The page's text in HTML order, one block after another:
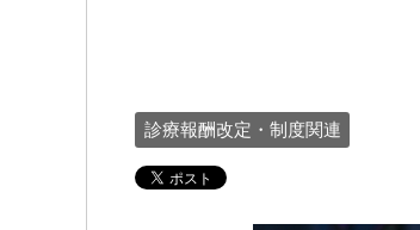
診療報酬改定・制度関連